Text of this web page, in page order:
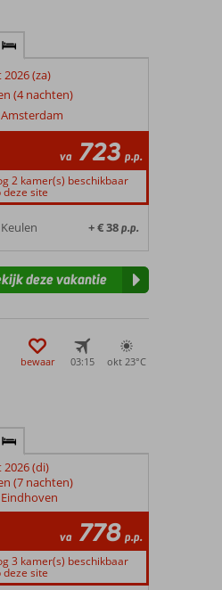
(za)
(4 nachten)
va 723 p.p.
2 kamer(s) beschikbaar
deze site
+ € 38p.p.
deze vakantie
bewaar 03:15 okt 23°C
2026 (di)
(7 nachten)
va 778 p.p.
3 kamer(s) beschikbaar
deze site